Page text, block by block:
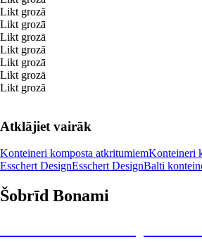
Likt grozā
Likt grozā
Likt grozā
Likt grozā
Likt grozā
Likt grozā
Likt grozā
Atklājiet vairāk
Konteineri komposta atkritumiemKonteineri
Esschert DesignEsschert DesignBalti
Šobrīd Bonami